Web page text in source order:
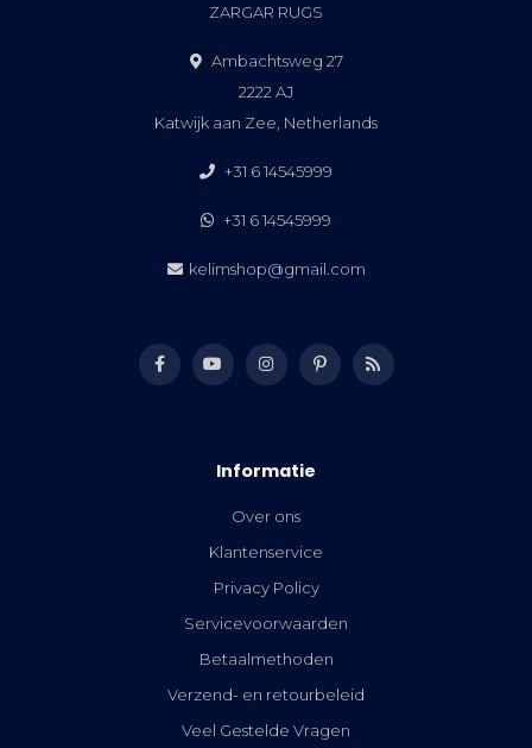
ZARGAR RUGS
Ambachtsweg 27
2222 AJ
Katwijk aan Zee, Netherlands
+31 6 14545999
+31 6 14545999
kelimshop@gmail.com
Informatie
Over ons
Klantenservice
Privacy Policy
Servicevoorwaarden
Betaalmethoden
Verzend- en retourbeleid
Veel Gestelde Vragen